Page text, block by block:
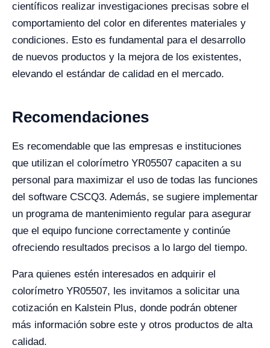
científicos realizar investigaciones precisas sobre el
comportamiento del color en diferentes materiales y
condiciones. Esto es fundamental para el desarrollo
de nuevos productos y la mejora de los existentes,
elevando el estándar de calidad en el mercado.
Recomendaciones
Es recomendable que las empresas e instituciones
que utilizan el colorímetro YR05507 capaciten a su
personal para maximizar el uso de todas las funciones
del software CSCQ3. Además, se sugiere implementar
un programa de mantenimiento regular para asegurar
que el equipo funcione correctamente y continúe
ofreciendo resultados precisos a lo largo del tiempo.
Para quienes estén interesados en adquirir el
colorímetro YR05507, les invitamos a solicitar una
cotización en Kalstein Plus, donde podrán obtener
más información sobre este y otros productos de alta
calidad.